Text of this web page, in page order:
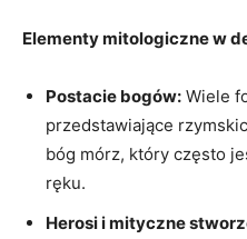
Elementy mitologiczne w
Postacie bogów: Wiele
przedstawiające
bóg mórz, który często
ręku.
Herosi i mityczne